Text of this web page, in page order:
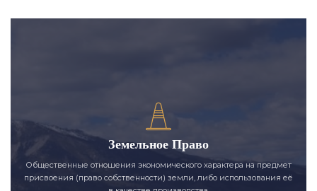
Земельное Право
Общественные отношения экономического характера на предмет
присвоения (право собственности) земли, либо использования её